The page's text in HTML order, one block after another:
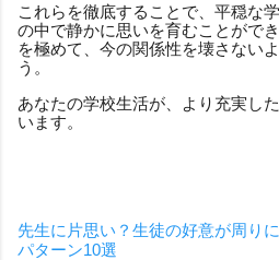
これらを徹底することで、平穏な
の中で静かに思いを育むことがで
を極めて、今の関係性を壊さない
う。
あなたの学校生活が、より充実し
います。
先生に片思い？生徒の好意が周り
パターン10選